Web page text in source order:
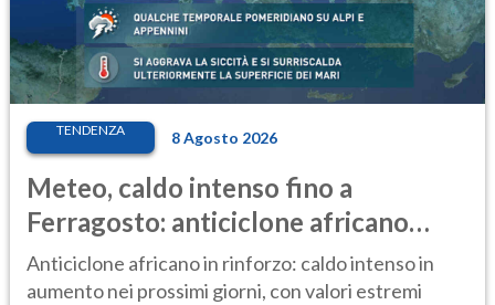
TENDENZA 8 Agosto 2026
Meteo, caldo intenso fino a
Ferragosto: anticiclone africano
ancora protagonista
Anticiclone africano in rinforzo: caldo intenso in
aumento nei prossimi giorni, con valori estremi